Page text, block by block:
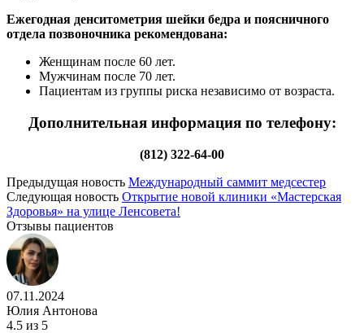
Ежегодная денситометрия шейки бедра и поясничного
отдела позвоночника рекомендована:
Женщинам после 60 лет.
Мужчинам после 70 лет.
Пациентам из группы риска независимо от возраста.
Дополнительная информация по телефону:
(812) 322-64-00
Предыдущая новость Международный саммит медсестер
Следующая новость Открытие новой клиники «Мастерская
Здоровья» на улице Ленсовета!
Отзывы пациентов
07.11.2024
Юлия Антонова
4.5 из 5